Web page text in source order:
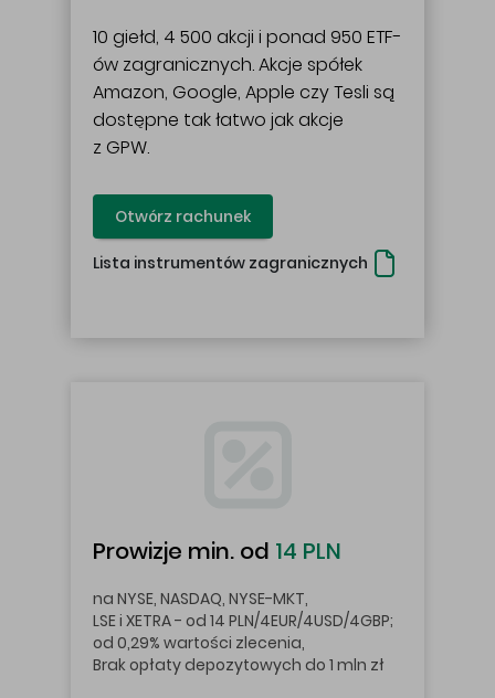
10 giełd, 4 500 akcji i ponad 950 ETF-
ów zagranicznych. Akcje spółek
Amazon, Google, Apple czy Tesli są
dostępne tak łatwo jak akcje
z GPW.
Otwórz rachunek
Lista instrumentów zagranicznych
Prowizje min. od 14 PLN
na NYSE, NASDAQ, NYSE-MKT,
LSE i XETRA - od 14 PLN/4EUR/4USD/4GBP;
od 0,29% wartości zlecenia,
Brak opłaty depozytowych do 1 mln zł